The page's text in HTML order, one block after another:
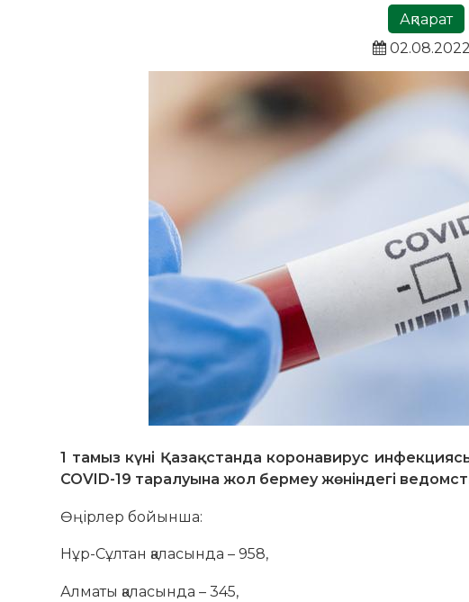
Ақпарат
02.08.2022
1 тамыз күні Қазақстанда коронавирус
COVID-19 таралуына жол бермеу жөніндегі
Өңірлер бойынша:
Нұр-Сұлтан қаласында – 958,
Алматы қаласында – 345,